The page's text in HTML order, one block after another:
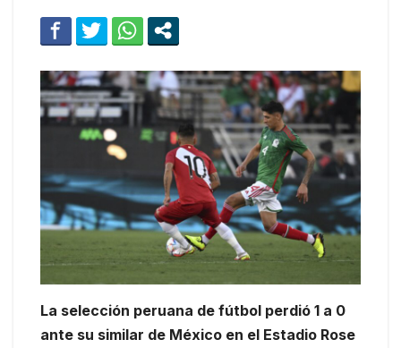
La selección peruana de fútbol perdió 1 a 0
ante su similar de México en el Estadio Rose